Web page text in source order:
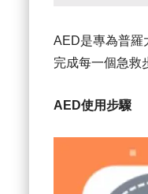
AED是專為普羅
完成每一個急救
AED使用步驟